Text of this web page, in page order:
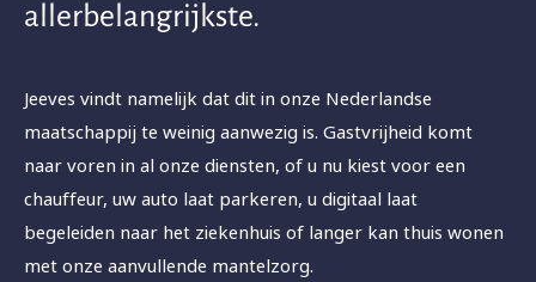
allerbelangrijkste.
Jeeves vindt namelijk dat dit in onze Nederlandse
maatschappij te weinig aanwezig is. Gastvrijheid komt
naar voren in al onze diensten, of u nu kiest voor een
chauffeur, uw auto laat parkeren, u digitaal laat
begeleiden naar het ziekenhuis of langer kan thuis wonen
met onze aanvullende mantelzorg.